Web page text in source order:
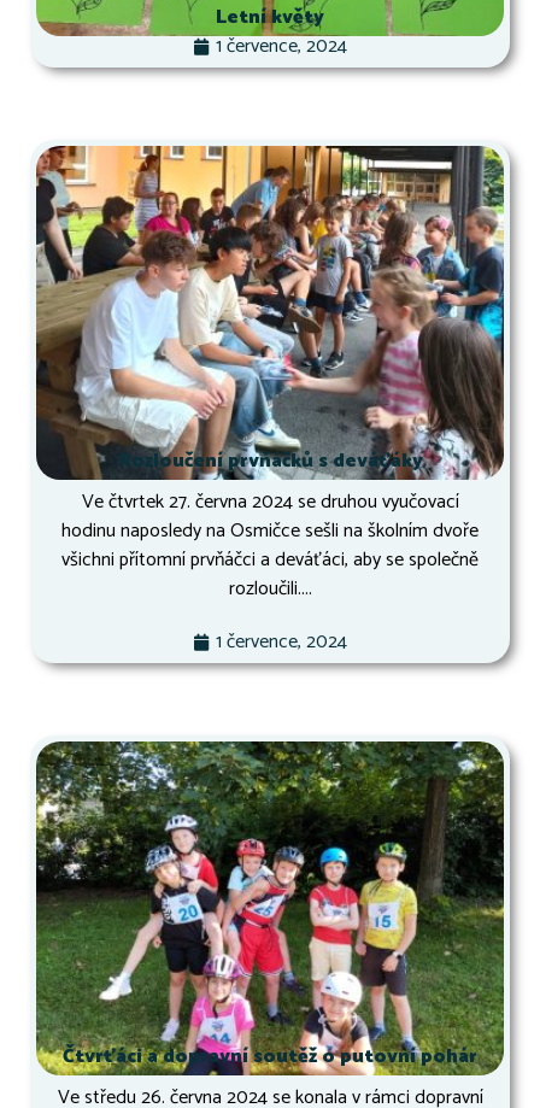
Letní květy
1 července, 2024
Rozloučení prvňáčků s deváťáky
Ve čtvrtek 27. června 2024 se druhou vyučovací
hodinu naposledy na Osmičce sešli na školním dvoře
všichni přítomní prvňáčci a deváťáci, aby se společně
rozloučili....
1 července, 2024
Čtvrťáci a dopravní soutěž o putovní pohár
Ve středu 26. června 2024 se konala v rámci dopravní